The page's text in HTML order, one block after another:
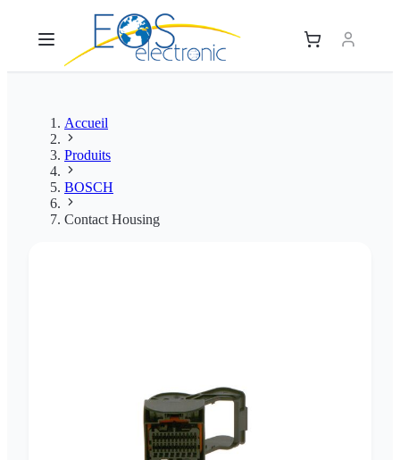
Accueil
Produits
BOSCH
Contact Housing